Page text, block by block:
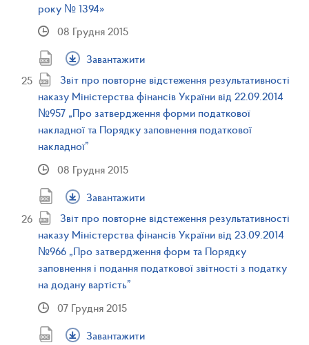
року № 1394»
08 Грудня 2015
Завантажити
Звіт про повторне відстеження результативності
наказу Міністерства фінансів України від 22.09.2014
№957 „Про затвердження форми податкової
накладної та Порядку заповнення податкової
накладної”
08 Грудня 2015
Завантажити
Звіт про повторне відстеження результативності
наказу Міністерства фінансів України від 23.09.2014
№966 „Про затвердження форм та Порядку
заповнення і подання податкової звітності з податку
на додану вартість”
07 Грудня 2015
Завантажити